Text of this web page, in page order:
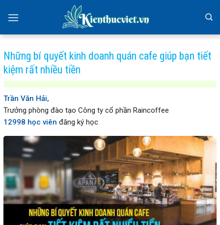
Những bí quyết kinh doanh quán cafe giúp bạn tiết
kiệm rất nhiều tiền
Trần Văn Hải,
Trưởng phòng đào tạo Công ty cổ phần Raincoffee
12998 học viên đăng ký học